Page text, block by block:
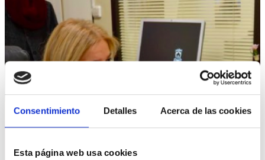
Consentimiento Detalles Acerca de las cookies
Esta página web usa cookies